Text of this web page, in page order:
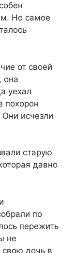
Но самое
от своей
она
уехал
похорон
исчезли
старую
давно
по
пережить
не
дочь в